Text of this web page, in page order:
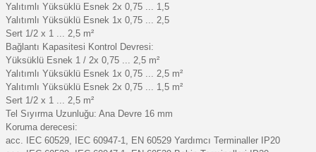
Yalıtımlı Yüksüklü Esnek 2x 0,75 ... 1,5
Yalıtımlı Yüksüklü Esnek 1x 0,75 ... 2,5
Sert 1/2 x 1 ... 2,5 m²
Bağlantı Kapasitesi Kontrol Devresi:
Yüksüklü Esnek 1 / 2x 0,75 ... 2,5 m²
Yalıtımlı Yüksüklü Esnek 1x 0,75 ... 2,5 m²
Yalıtımlı Yüksüklü Esnek 2x 0,75 ... 1,5 m²
Sert 1/2 x 1 ... 2,5 m²
Tel Sıyırma Uzunluğu: Ana Devre 16 mm
Koruma derecesi:
acc. IEC 60529, IEC 60947-1, EN 60529 Yardımcı Terminaller IP20